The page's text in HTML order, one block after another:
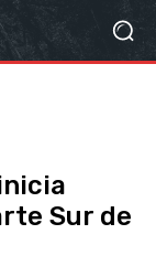
Sur de